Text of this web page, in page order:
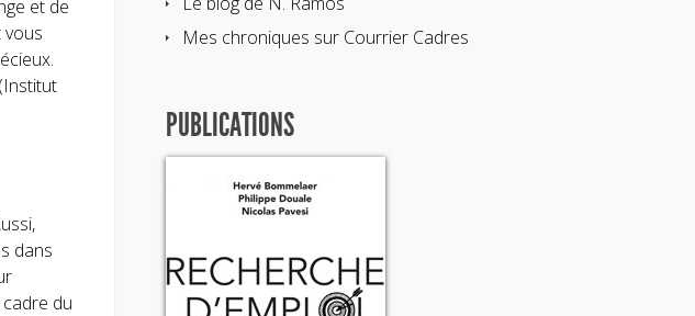
et de
vous
dans
du
Mes chroniques sur Courrier Cadres
PUBLICATIONS